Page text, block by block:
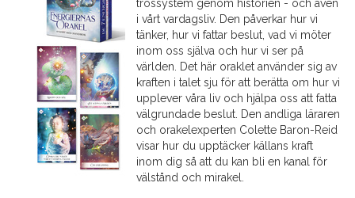
trossystem genom historien - och även
i vårt vardagsliv. Den påverkar hur vi
tänker, hur vi fattar beslut, vad vi möter
inom oss själva och hur vi ser på
världen. Det här oraklet använder sig av
kraften i talet sju för att berätta om hur vi
upplever våra liv och hjälpa oss att fatta
välgrundade beslut. Den andliga läraren
och orakelexperten Colette Baron-Reid
visar hur du upptäcker källans kraft
inom dig så att du kan bli en kanal för
välstånd och mirakel.